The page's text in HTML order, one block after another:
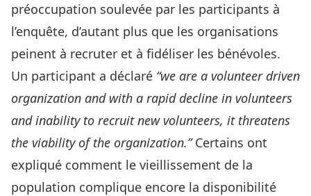
préoccupation soulevée par les participants à
l’enquête, d’autant plus que les organisations
peinent à recruter et à fidéliser les bénévoles.
Un participant a déclaré “we are a volunteer driven
organization and with a rapid decline in volunteers
and inability to recruit new volunteers, it threatens
the viability of the organization.”Certains ont
expliqué comment le vieillissement de la
population complique encore la disponibilité